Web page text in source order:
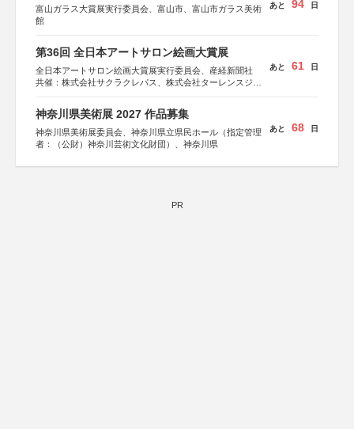
富山ガラス大賞展実行委員会、富山市、富山市ガラス美術
館
あと 94 日
第36回 全日本アートサロン絵画大賞展
全日本アートサロン絵画大賞展実行委員会、産経新聞社
共催：株式会社サクラクレパス、株式会社ターレンスジャ
あと 61 日
神奈川県美術展 2027 作品募集
神奈川県美術展委員会、神奈川県立県民ホール（指定管理
者：（公財）神奈川芸術文化財団）、神奈川県
あと 68 日
PR